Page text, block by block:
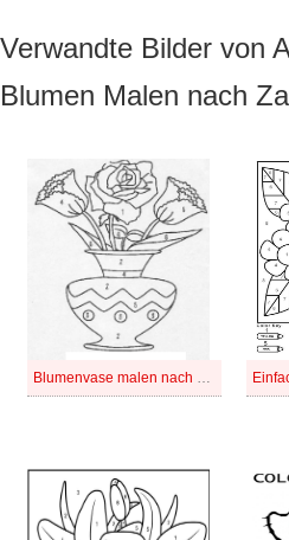
Verwandte Bilder von
Blumen Malen nach
Blumenvase malen nach Zahlen zeichnen